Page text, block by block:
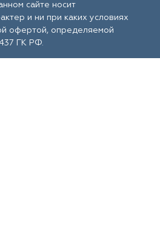
сайте носит
и ни при каких условиях
офертой, определяемой
ГК РФ.